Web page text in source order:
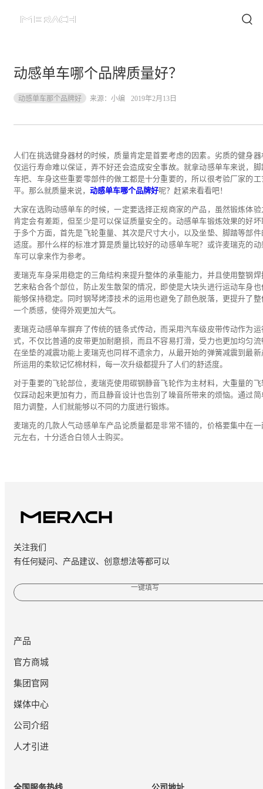
动感单车哪个品牌质量好？
动感单车那个品牌好 来源： 小编 2019年2月13日
人们在挑选健身器材的时候，质量肯定是首要考虑的因素。劣质的健身器
仅运行寿命难以保证，弄不好还会造成安全事故。就拿动感单车来说，脚
车把、车身这些重要零部件的做工都是十分重要的，所以很考验厂家的工
平。那么就质量来说， 动感单车哪个品牌好呢？赶紧来看看吧！
大家在选购动感单车的时候，一定要选择正规商家的产品，虽然锻炼体验
肯定会有差距，但至少是可以保证质量安全的。动感单车锻炼效果的好坏
于多个方面，首先是飞轮重量、其次是尺寸大小，以及坐垫、脚踏等部件
适度。那什么样的标准才算是质量比较好的动感单车呢？或许麦瑞克的动
车可以拿来作为参考。
麦瑞克车身采用稳定的三角结构来提升整体的承重能力，并且使用整钢焊
艺来粘合各个部位，防止发生散架的情况，即使是大块头进行运动车身也
能够保持稳定。同时钢琴烤漆技术的运用也避免了颜色脱落，更提升了整
一个质感，使得外观更加大气。
麦瑞克动感单车摒弃了传统的链条式传动，而采用汽车级皮带传动作为运
式，不仅比普通的皮带更加耐磨损，而且不容易打滑，受力也更加均匀流
在坐垫的减震功能上麦瑞克也同样不遗余力，从最开始的弹簧减震到最新
所运用的柔软记忆棉材料，每一次升级都提升了人们的舒适度。
对于重要的飞轮部位，麦瑞克使用碳钢静音飞轮作为主材料，大重量的飞
仅踩动起来更加有力，而且静音设计也告别了噪音所带来的烦恼。通过简
阻力调整，人们就能够以不同的力度进行锻炼。
麦瑞克的几款人气动感单车产品论质量都是非常不错的，价格要集中在一
元左右，十分适合白领人士购买。
关注我们
有任何疑问、产品建议、创意想法等都可以
一键填写
产品
官方商城
集团官网
媒体中心
公司介绍
人才引进